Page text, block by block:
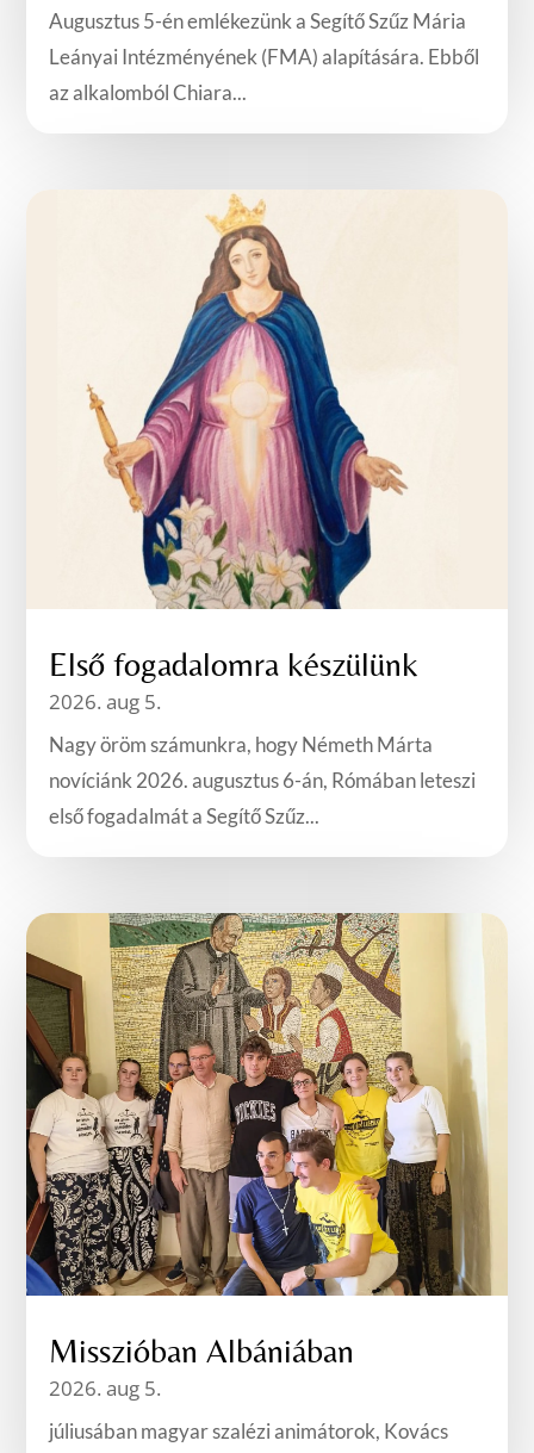
Augusztus 5-én emlékezünk a Segítő Szűz Mária
Leányai Intézményének (FMA) alapítására. Ebből
az alkalomból Chiara...
Első fogadalomra készülünk
2026. aug 5.
Nagy öröm számunkra, hogy Németh Márta
novíciánk 2026. augusztus 6-án, Rómában leteszi
első fogadalmát a Segítő Szűz...
Misszióban Albániában
2026. aug 5.
júliusában magyar szalézi animátorok, Kovács